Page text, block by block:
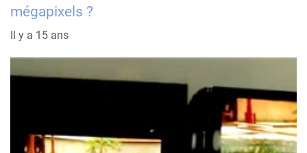
mégapixels ?
Il y a 15 ans